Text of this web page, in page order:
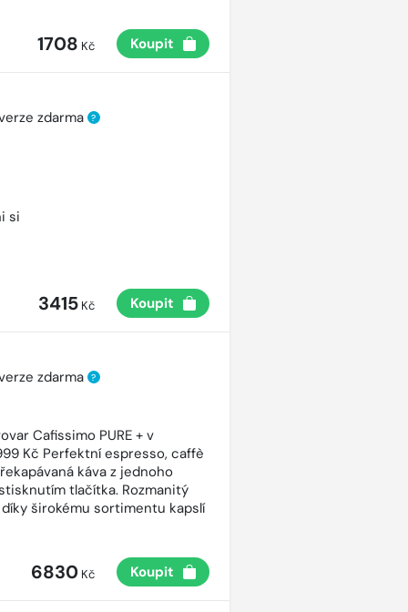
1708 Kč Koupit
zdarma ?
si
3415Kč Koupit
zdarma ?
Cafissimo PURE + v
Kč Perfektní espresso, caffè
káva z jednoho
tlačítka. Rozmanitý
širokému sortimentu kapslí
6830Kč Koupit